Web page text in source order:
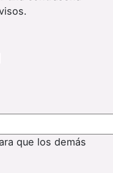
que los demás